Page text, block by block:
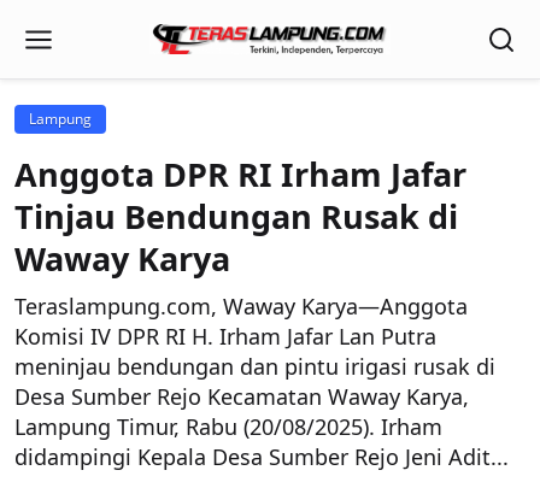
Lampung
Anggota DPR RI Irham Jafar
Tinjau Bendungan Rusak di
Waway Karya
Teraslampung.com, Waway Karya—Anggota
Komisi IV DPR RI H. Irham Jafar Lan Putra
meninjau bendungan dan pintu irigasi rusak di
Desa Sumber Rejo Kecamatan Waway Karya,
Lampung Timur, Rabu (20/08/2025). Irham
didampingi Kepala Desa Sumber Rejo Jeni Adit...